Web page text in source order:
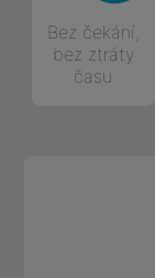
Bez čekání,
bez ztráty
času